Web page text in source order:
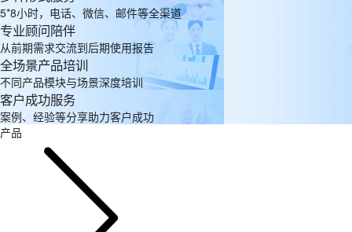
5*8小时，电话、微信、邮件等全渠道
专业顾问陪伴
从前期需求交流到后期使用报告
全场景产品培训
不同产品模块与场景深度培训
客户成功服务
案例、经验等分享助力客户成功
产品